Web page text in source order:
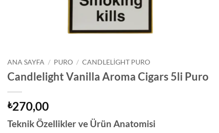
ANA SAYFA / PURO / CANDLELIGHT PURO
Candlelight Vanilla Aroma Cigars 5li Puro
₺270,00
Teknik Özellikler ve Ürün Anatomisi